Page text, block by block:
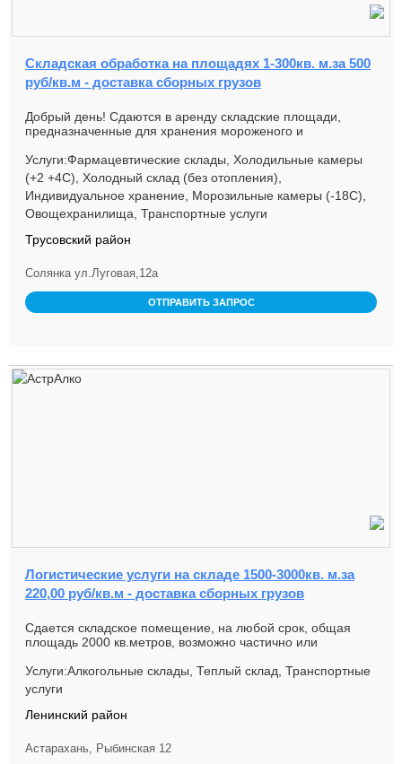
Складская обработка на площадях 1-300кв. м.за 500
руб/кв.м - доставка сборных грузов
Добрый день! Сдаются в аренду складские площади,
предназначенные для хранения мороженого и
Услуги:Фармацевтические склады, Холодильные камеры
(+2 +4С), Холодный склад (без отопления),
Индивидуальное хранение, Морозильные камеры (-18С),
Овощехранилища, Транспортные услуги
Трусовский район
Солянка ул.Луговая,12а
ОТПРАВИТЬ ЗАПРОС
Логистические услуги на складе 1500-3000кв. м.за
220,00 руб/кв.м - доставка сборных грузов
Сдается складское помещение, на любой срок, общая
площадь 2000 кв.метров, возможно частично или
Услуги:Алкогольные склады, Теплый склад, Транспортные
услуги
Ленинский район
Астарахань, Рыбинская 12